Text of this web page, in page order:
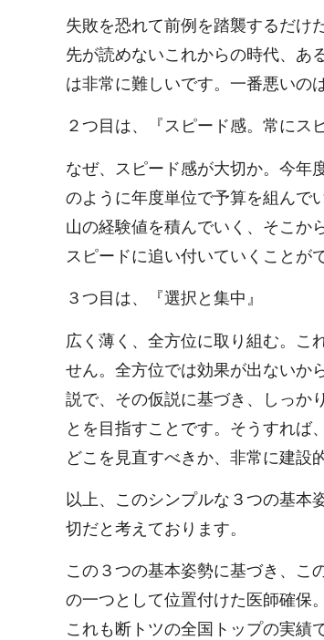
失敗を恐れて前例を踏襲するだけ
先が読めないこれからの時代、あ
は非常に難しいです。一番悪いの
２つ目は、『スピード感。常にス
なぜ、スピード感が大切か。今年
のように年度単位で予算を組んで
山の経験値を積んでいく、そこか
スピードに追い付いていくことが
３つ目は、『選択と集中』
広く薄く、全方位に取り組む。こ
せん。全方位では効果が出ないか
説で、その仮説に基づき、しっか
とを目指すことです。そうすれば
どこを見直すべきか、非常に建設
以上、このシンプルな３つの基本
切だと考えております。
この３つの基本姿勢に基づき、こ
の一つとして位置付けた医師確保
これも断トツの全国トップの実績